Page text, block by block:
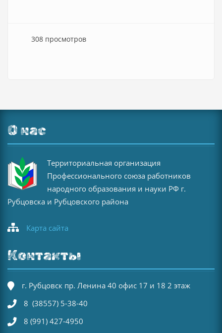
308 просмотров
О нас
Территориальная организация
Профессионального союза работников
народного образования и науки РФ г.
Рубцовска и Рубцовского района
Карта сайта
Контакты
г. Рубцовск пр. Ленина 40 офис 17 и 18 2 этаж
8 (38557) 5-38-40
8 (991) 427-4950